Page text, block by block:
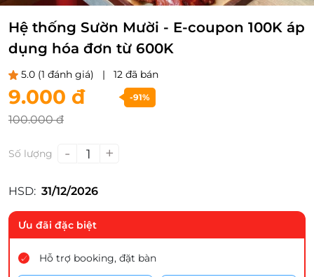
Hệ thống Sườn Mười - E-coupon 100K áp
dụng hóa đơn từ 600K
5.0 (1 đánh giá) | 12 đã bán
9.000 đ -91%
100.000 đ
Số lượng - 1 +
HSD: 31/12/2026
Ưu đãi đặc biệt
Hỗ trợ booking, đặt bàn